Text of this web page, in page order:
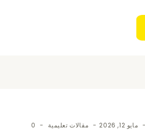
مايو 12, 2026 مقالات تعليمية
0